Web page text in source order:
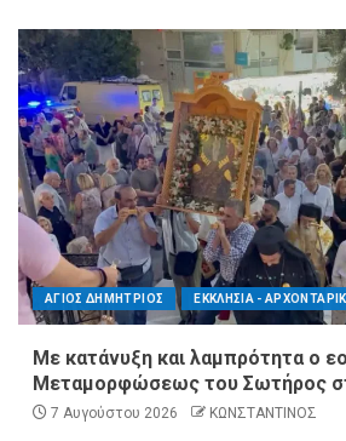
ΑΓΙΟΣ ΔΗΜΗΤΡΙΟΣ ΕΚΚΛΗΣΙΑ - ΑΡΧΟΝΤΑΡΙΚΙ
Με κατάνυξη και λαμπρότητα ο
Μεταμορφώσεως του Σωτήρος
7 Αυγούστου 2026 ΚΩΝΣΤΑΝΤΙΝΟΣ